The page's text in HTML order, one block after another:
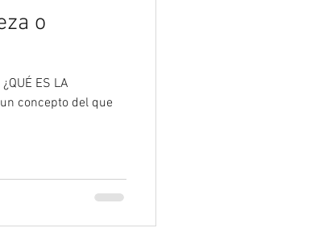
o
ES LA
un concepto del que